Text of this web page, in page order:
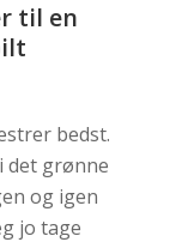
til en
bedst.
det grønne
og igen
jo tage